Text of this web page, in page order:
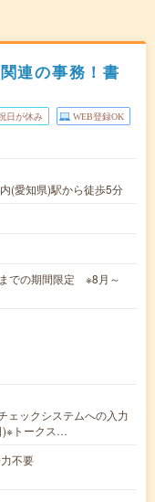
連の事務！書
日が休み WEB登録OK
(愛知県)駅から徒歩5分
での期間限定 ※8月～
ェックシステムへの入力
)※トークス…
不要